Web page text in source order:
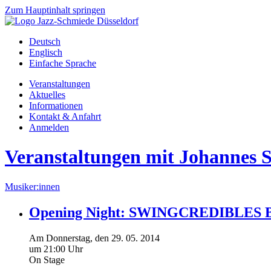
Zum Hauptinhalt springen
Deutsch
Englisch
Einfache Sprache
Veranstaltungen
Aktuelles
Informationen
Kontakt & Anfahrt
Anmelden
Veranstaltungen mit Johannes
Musiker:innen
Opening Night: SWINGCREDIBLES
Am Donnerstag, den 29. 05. 2014
um 21:00 Uhr
On Stage